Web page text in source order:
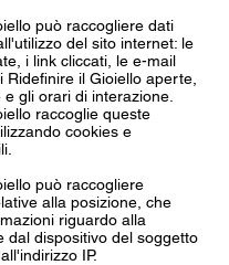
può raccogliere dati
del sito internet: le
i link cliccati, le e-mail
Ridefinire il Gioiello aperte,
gli orari di interazione.
raccoglie queste
cookies e
può raccogliere
alla posizione, che
riguardo alla
dal dispositivo del soggetto
IP.